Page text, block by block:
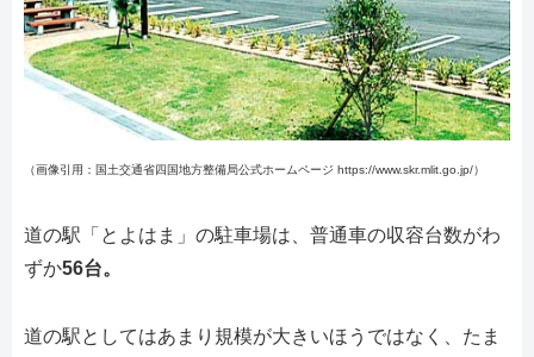
（画像引用：国土交通省四国地方整備局公式ホームページ https://www.skr.mlit.go.jp/）
道の駅「とよはま」の駐車場は、普通車の収容台数がわ
ずか56台。
道の駅としてはあまり規模が大きいほうではなく、たま